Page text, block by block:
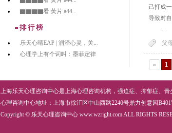
己打成
导致对
...
父
« 1
▇▇▇▇看 黃片 a44...
排行榜
乐天心晴EAP | 润泽心灵，关...
心理学上有个词叫：墨菲定律
上海乐天心理咨询中心是上海心理咨询机构 ， 强迫症、 抑郁症、 青
心理咨询中心地址：上海市徐汇区中山西路2240号鼎力创意园
Copyright © 乐天心理咨询中心 www.wzright.comALL RIGHTS